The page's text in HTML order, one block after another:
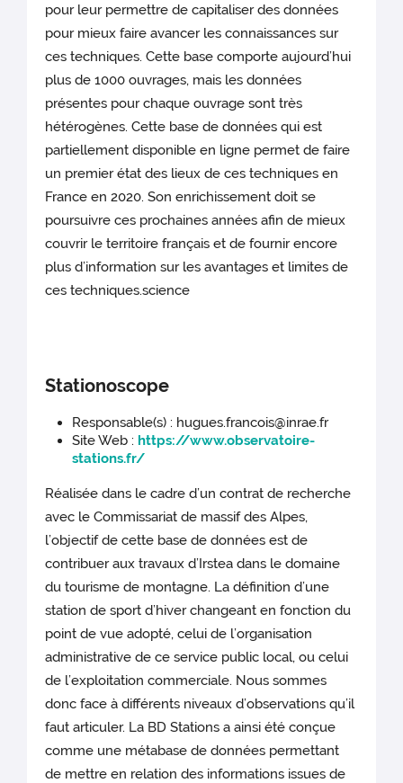
pour leur permettre de capitaliser des données
pour mieux faire avancer les connaissances sur
ces techniques. Cette base comporte aujourd’hui
plus de 1000 ouvrages, mais les données
présentes pour chaque ouvrage sont très
hétérogènes. Cette base de données qui est
partiellement disponible en ligne permet de faire
un premier état des lieux de ces techniques en
France en 2020. Son enrichissement doit se
poursuivre ces prochaines années afin de mieux
couvrir le territoire français et de fournir encore
plus d’information sur les avantages et limites de
ces techniques.science
Stationoscope
Responsable(s) : hugues.francois@inrae.fr
Site Web : https://www.observatoire-
stations.fr/
Réalisée dans le cadre d’un contrat de recherche
avec le Commissariat de massif des Alpes,
l’objectif de cette base de données est de
contribuer aux travaux d’Irstea dans le domaine
du tourisme de montagne. La définition d’une
station de sport d’hiver changeant en fonction du
point de vue adopté, celui de l’organisation
administrative de ce service public local, ou celui
de l’exploitation commerciale. Nous sommes
donc face à différents niveaux d’observations qu’il
faut articuler. La BD Stations a ainsi été conçue
comme une métabase de données permettant
de mettre en relation des informations issues de